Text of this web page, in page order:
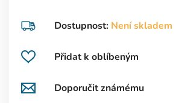
Přidat k oblíbeným
Doporučit známému
Dostupnost: Není skladem